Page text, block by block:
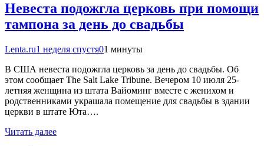
Невеста подожгла церковь при помощи
тампона за день до свадьбы
Lenta.ru1 неделя спустя01 минуты
В США невеста подожгла церковь за день до свадьбы. Об
этом сообщает The Salt Lake Tribune. Вечером 10 июля 25-
летняя женщина из штата Вайоминг вместе с женихом и
родственниками украшала помещение для свадьбы в здании
церкви в штате Юта….
Читать далее